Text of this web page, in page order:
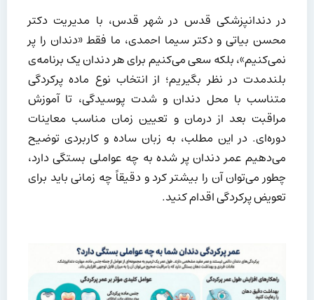
در دندانپزشکی قدس در شهر قدس، با مدیریت دکتر
محسن بیاتی و دکتر سیما احمدی، ما فقط «دندان را پر
نمی‌کنیم»، بلکه سعی می‌کنیم برای هر دندان یک برنامه‌ی
بلندمدت در نظر بگیریم؛ از انتخاب نوع ماده پرکردگی
متناسب با محل دندان و شدت پوسیدگی، تا آموزش
مراقبت بعد از درمان و تعیین زمان مناسب معاینات
دوره‌ای. در این مطلب، به زبان ساده و کاربردی توضیح
می‌دهیم عمر دندان پر شده به چه عواملی بستگی دارد،
چطور می‌توان آن را بیشتر کرد و دقیقاً چه زمانی باید برای
تعویض پرکردگی اقدام کنید.